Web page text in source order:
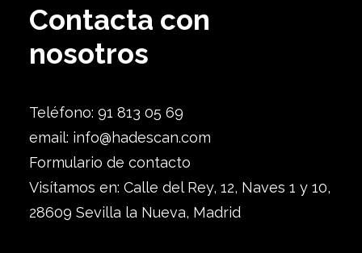
Contacta con
nosotros
Teléfono: 91 813 05 69
email: info@hadescan.com
Formulario de contacto
Visítamos en: Calle del Rey, 12, Naves 1 y 10,
28609 Sevilla la Nueva, Madrid